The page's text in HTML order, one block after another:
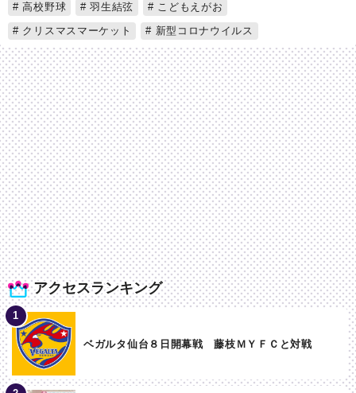
アクセスランキング
ベガルタ仙台８日開幕戦 藤枝ＭＹＦＣと対戦
高校野球
羽生結弦
こどもえがお
クリスマスマーケット
新型コロナウイルス